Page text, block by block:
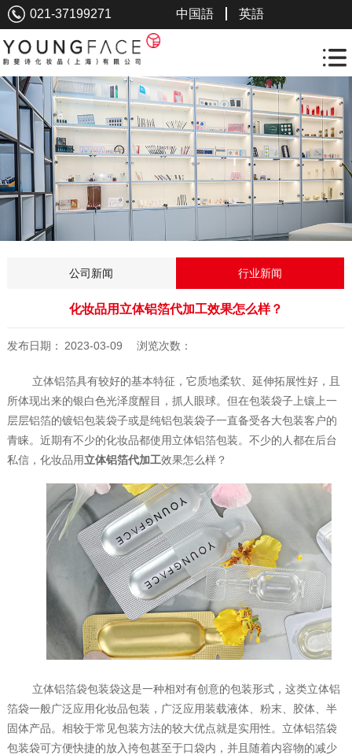
021-37199271 英語
中国語
公司新闻 行业新闻
化妆品用立体铝箔代加工效果怎么样？
发布日期： 2023-03-09 浏览次数：
立体铝箔具有较好的基本特征，它质地柔软、延伸拓展性好，且
所体现出来的银白色光泽度醒目，抓人眼球。但在包装袋子上镶上一
层层铝箔的镀铝包装袋子或是纯铝包装袋子一直备受各大包装客户的
青睐。近期有不少的化妆品都使用立体铝箔包装。不少的人都在后台
私信，化妆品用立体铝箔代加工效果怎么样？
立体铝箔袋包装袋这是一种相对有创意的包装形式，这类立体铝
箔袋一般广泛应用化妆品包装，广泛应用装载液体、粉末、胶体、半
固体产品。相较于常见包装方法的较大优点就是实用性。立体铝箔袋
包装袋可方便快捷的放入挎包甚至于口袋内，并且随着内容物的减少